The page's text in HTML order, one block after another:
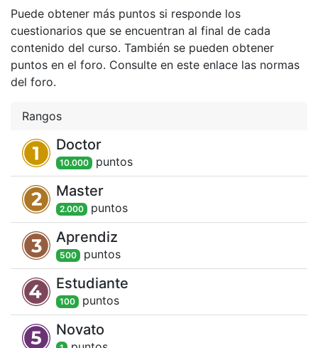
Puede obtener más puntos si responde los
cuestionarios que se encuentran al final de cada
contenido del curso. También se pueden obtener
puntos en el foro. Consulte en este enlace las normas
del foro.
Rangos
Doctor
10.000 puntos
Master
2.000 puntos
Aprendiz
500 puntos
Estudiante
100 puntos
Novato